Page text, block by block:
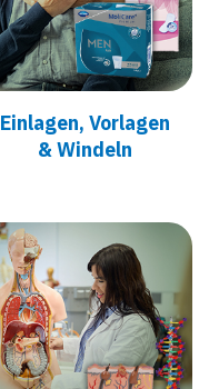
​Einlagen, Vorlagen
& Wind​eln